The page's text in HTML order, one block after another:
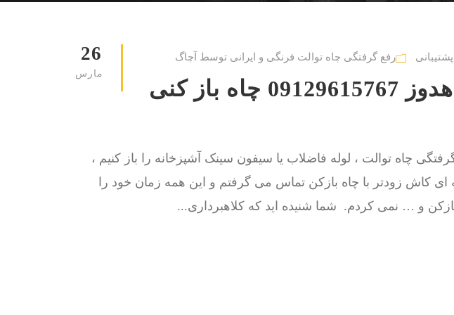
26
مارس
پشتیبانی رفع گرفتگی چاه توالت فرنگی و ایرانی توسط آچاگ
لوله بازکنی کلاهدوز 09129615767 چاه باز کنی
چاه توالت ، لوله فاضلاب یا سیفون سینک آشپزخانه را باز کنیم ،
ای کاش زودتر با چاه بازکن تماس می گرفتم و این همه زمان خود را
و … نمی کردم. شما شنیده اید که کلاهبرداری...